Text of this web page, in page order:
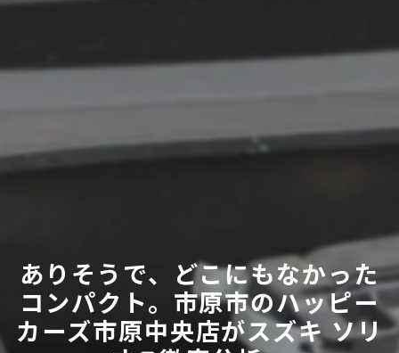
ありそうで、どこにもなかった
コンパクト。市原市のハッピー
カーズ市原中央店がスズキ ソリ